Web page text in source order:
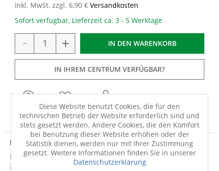
Inkl. MwSt. zzgl. 6,90 € Versandkosten
Sofort verfügbar, Lieferzeit ca. 3 - 5 Werktage
- + IN DEN WARENKORB
IN IHREM CENTRUM VERFÜGBAR?
FRAGEN MERKEN TEILEN
Produktdetails
Dieser Teppich wird schnell zum Lieblingsstück im eigenen
Zuhause. Das Modell BENARAS ist nicht...mehr
Diese Website benutzt Cookies, die für den
technischen Betrieb der Website erforderlich sind und
stets gesetzt werden. Andere Cookies, die den Komfort
bei Benutzung dieser Website erhöhen oder der
Statistik dienen, werden nur mit Ihrer Zustimmung
gesetzt. Weitere Informationen finden Sie in unserer
Datenschutzerklärung